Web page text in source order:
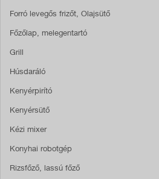
Forró levegős frizőt, Olajsütő
Főzőlap, melegentartó
Grill
Húsdaráló
Kenyérpirító
Kenyérsütő
Kézi mixer
Konyhai robotgép
Rizsfőző, lassú főző